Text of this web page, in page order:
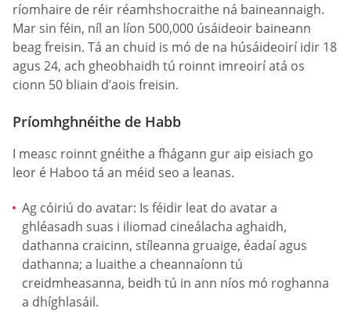
ríomhaire de réir réamhshocraithe ná baineannaigh.
Mar sin féin, níl an líon 500,000 úsáideoir baineann
beag freisin. Tá an chuid is mó de na húsáideoirí idir 18
agus 24, ach gheobhaidh tú roinnt imreoirí atá os
cionn 50 bliain d’aois freisin.
Príomhghnéithe de Habb
I measc roinnt gnéithe a fhágann gur aip eisiach go
leor é Haboo tá an méid seo a leanas.
Ag cóiriú do avatar: Is féidir leat do avatar a
ghléasadh suas i iliomad cineálacha aghaidh,
dathanna craicinn, stíleanna gruaige, éadaí agus
dathanna; a luaithe a cheannaíonn tú
creidmheasanna, beidh tú in ann níos mó roghanna
a dhíghlasáil.